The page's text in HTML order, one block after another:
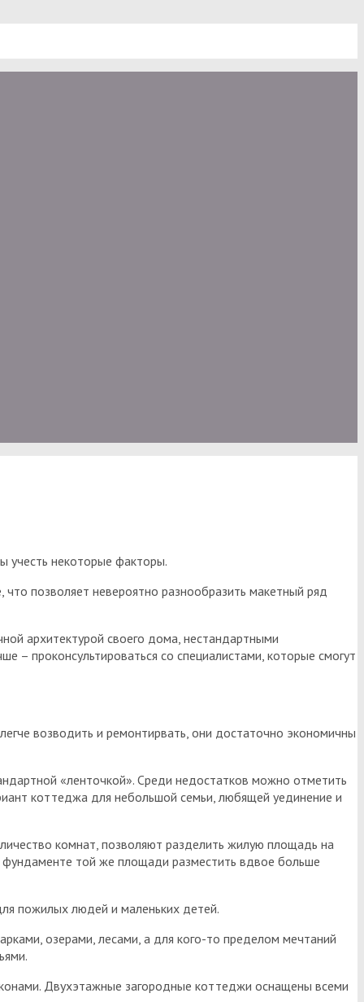
учесть некоторые факторы.
позволяет невероятно разнообразить макетный ряд
архитектурой своего дома, нестандартными
– проконсультироваться со специалистами, которые смогут
возводить и ремонтирвать, они достаточно экономичны
«ленточкой». Среди недостатков можно отметить
коттеджа для небольшой семьи, любящей уединение и
комнат, позволяют разделить жилую площадь на
той же площади разместить вдвое больше
пожилых людей и маленьких детей.
озерами, лесами, а для кого-то пределом мечтаний
Двухэтажные загородные коттеджи оснащены всеми